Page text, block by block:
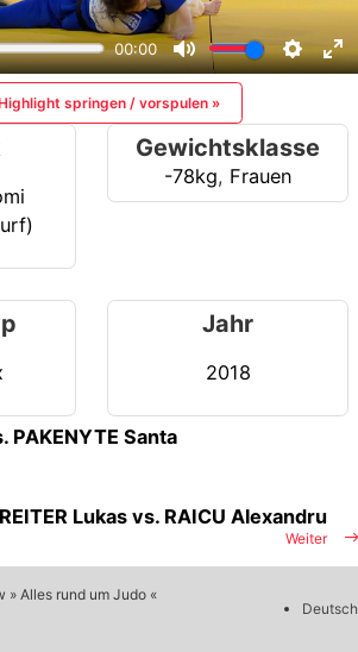
springen / vorspulen »
Gewichtsklasse
-78kg, Frauen
Jahr
2018
PAKENYTE Santa
Weiter
REITER Lukas vs. RAICU Alexandru
Alles rund um Judo «
Deutsch